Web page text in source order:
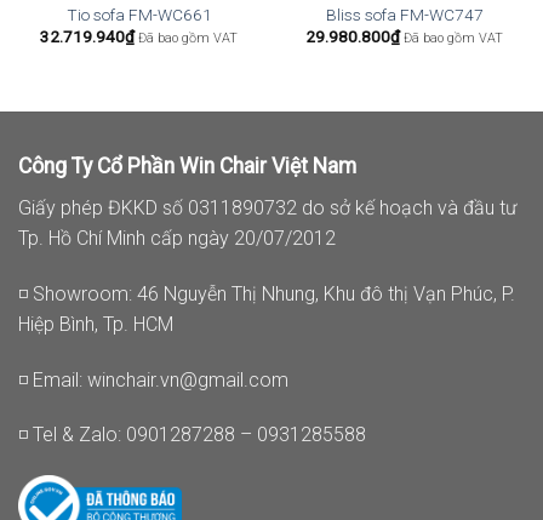
Tio sofa FM-WC661
32.719.940₫ Đã bao gồm VAT
Bliss sofa FM-WC747
29.980.800₫ Đã bao gồm VAT
Công Ty Cổ Phần Win Chair Việt Nam
Giấy phép ĐKKD số 0311890732 do sở kế hoạch và đầu tư
Tp. Hồ Chí Minh cấp ngày 20/07/2012
◽ Showroom: 46 Nguyễn Thị Nhung, Khu đô thị Vạn Phúc, P.
Hiệp Bình, Tp. HCM
◽ Email: winchair.vn@gmail.com
◽ Tel & Zalo: 0901287288 – 0931285588